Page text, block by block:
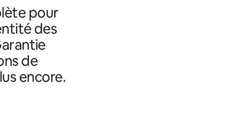
pour
des
de
encore.